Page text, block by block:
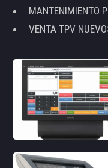
MANTENIMIENTO
VENTA TPV